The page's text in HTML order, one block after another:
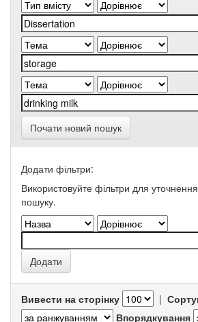
Почати новий пошук
Додати фільтри:
Використовуйте фільтри для уточнення
пошуку.
Вивести на сторінку |
Впорядкування